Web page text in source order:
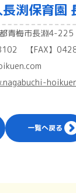
渕保育園
青梅市長淵4-
【FAX】
一覧へ戻る